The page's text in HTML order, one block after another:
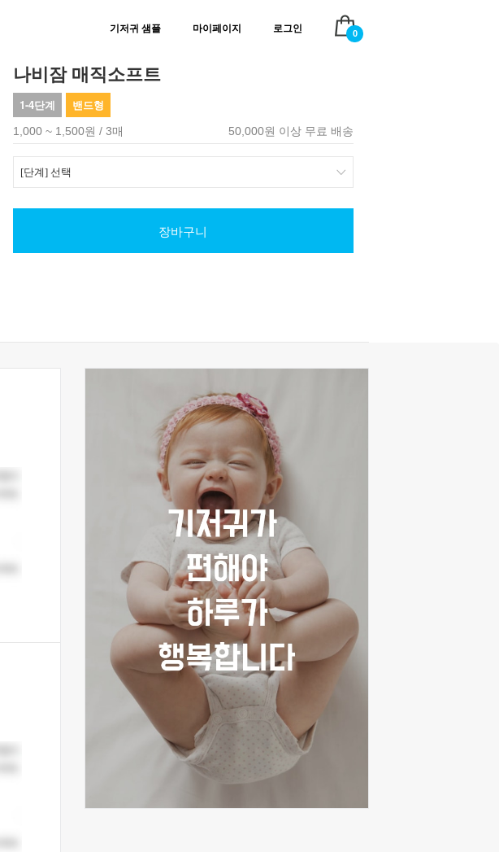
기저귀 샘플 마이페이지 로그인 0
나비잠 매직소프트
1-4단계 밴드형
1,000 ~ 1,500원 / 3매 50,000원 이상 무료 배송
장바구니